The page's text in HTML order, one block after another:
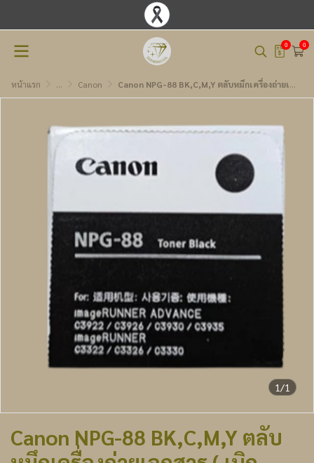
0 0
หน้าแรก ... Canon Canon NPG-88 BK,C,M,Y ตลับหมึกเครื่องถ่ายเอกสาร ( เบิกสินค้า 2-3 วันทำการ )
1/1
Canon NPG-88 BK,C,M,Y ตลับ